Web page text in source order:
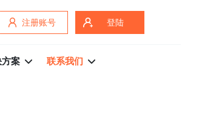
注册账号 登陆
案 联系我们